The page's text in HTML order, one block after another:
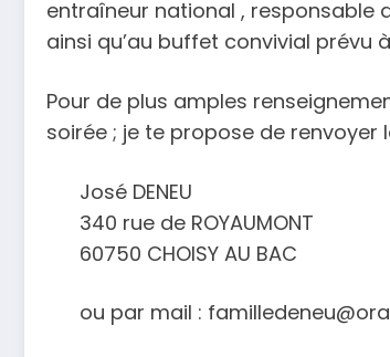
entraîneur national , responsable
ainsi qu’au buffet convivial prévu
Pour de plus amples
soirée ; je te propose de renvoyer
José DENEU
340 rue de ROYAUMONT
60750 CHOISY AU BAC
ou par mail :